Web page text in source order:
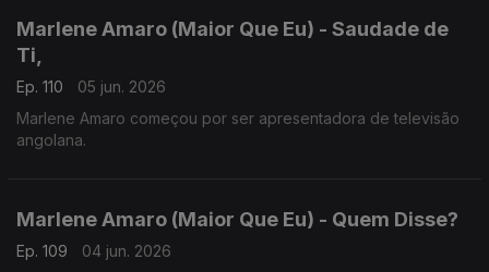
Marlene Amaro (Maior Que Eu) - Saudade de
Ti,
Ep. 110
05 jun. 2026
Marlene Amaro começou por ser apresentadora de televisão
angolana.
Marlene Amaro (Maior Que Eu) - Quem Disse?
Ep. 109
04 jun. 2026